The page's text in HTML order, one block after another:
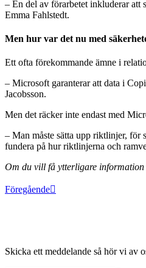
– En del av förarbetet inkluderar att
Emma Fahlstedt.
Men hur var det nu med
Ett ofta förekommande ämne i
– Microsoft garanterar att data i
Jacobsson.
Men det räcker inte endast med
– Man måste sätta upp riktlinjer, för
fundera på hur riktlinjerna och
Om du vill få ytterligare
Föregående
Skicka ett meddelande så hör vi av